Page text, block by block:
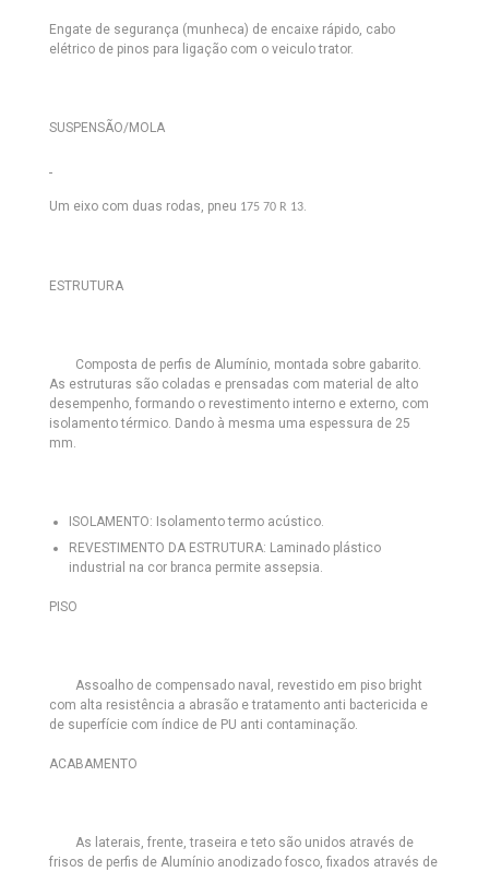
Engate de segurança (munheca) de encaixe rápido, cabo
elétrico de pinos para ligação com o veiculo trator.
SUSPENSÃO/MOLA
Um eixo com duas rodas, pneu 175 70 R 13
ESTRUTURA
Composta de perfis de Alumínio, montada sobre gabarito.
As estruturas são coladas e prensadas com material de alto
desempenho, formando o revestimento interno e externo, com
isolamento térmico. Dando à mesma uma espessura de 25
mm.
ISOLAMENTO: Isolamento termo acústico.
REVESTIMENTO DA ESTRUTURA: Laminado plástico
industrial na cor branca permite assepsia.
PISO
Assoalho de compensado naval, revestido em piso bright
com alta resistência a abrasão e tratamento anti bactericida e
de superfície com índice de PU anti contaminação.
ACABAMENTO
As laterais, frente, traseira e teto são unidos através de
frisos de perfis de Alumínio anodizado fosco, fixados através de